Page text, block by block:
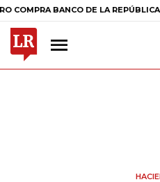
BANCO DE LA REPÚBLICA $